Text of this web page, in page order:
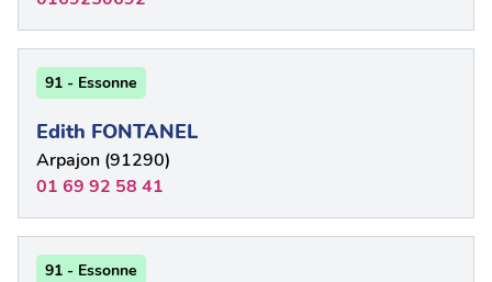
91 - Essonne
Edith FONTANEL
Arpajon (91290)
01 69 92 58 41
91 - Essonne